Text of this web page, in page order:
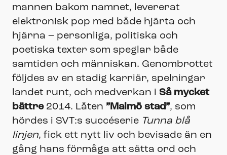
mannen bakom namnet, levererat
elektronisk pop med både hjärta och
hjärna – personliga, politiska och
poetiska texter som speglar både
samtiden och människan. Genombrottet
följdes av en stadig karriär, spelningar
landet runt, och medverkan i Så mycket
bättre2014. Låten ”Malmö stad”, som
hördes i SVT:s succéserie Tunna blå
linjen, fick ett nytt liv och bevisade än en
gång hans förmåga att sätta ord och